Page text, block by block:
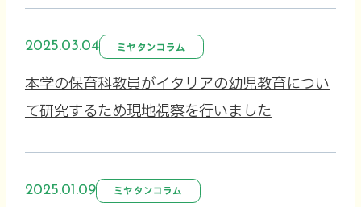
2025.03.04 ミヤタンコラム
本学の保育科教員がイタリアの幼児教育につい
て研究するため現地視察を行いました
2025.01.09 ミヤタンコラム